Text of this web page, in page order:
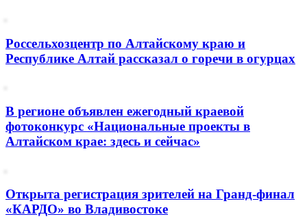
Россельхозцентр по Алтайскому краю и
Республике Алтай рассказал о горечи в огурцах
В регионе объявлен ежегодный краевой
фотоконкурс «Национальные проекты в
Алтайском крае: здесь и сейчас»
Открыта регистрация зрителей на Гранд-финал
«КАРДО» во Владивостоке